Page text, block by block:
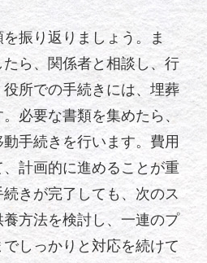
振り返りましょう。ま
ら、関係者と相談し、行
所での手続きには、埋葬
必要な書類を集めたら、
手続きを行います。費用
計画的に進めることが重
きが完了しても、次のス
方法を検討し、一連のプ
しっかりと対応を続けて